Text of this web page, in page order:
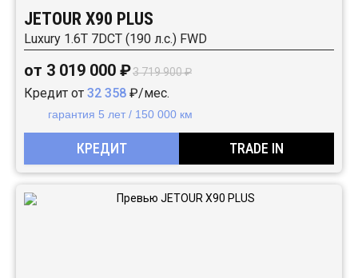
JETOUR X90 PLUS
Luxury 1.6T 7DCT (190 л.с.) FWD
от 3 019 000 ₽3 719 900 ₽
Кредит от 32 358 ₽/мес.
гарантия 5 лет / 150 000 км
КРЕДИТ TRADE IN